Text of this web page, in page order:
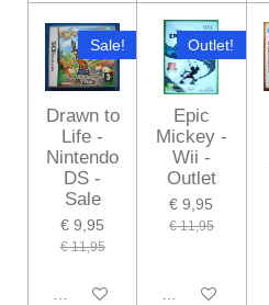
Sale!
Drawn to
Life -
Nintendo
DS -
Sale
€ 9,95
€ 11,95
In winkelwagen
Outlet!
Epic
Mickey -
Wii -
Outlet
€ 9,95
€ 11,95
In winkelwagen